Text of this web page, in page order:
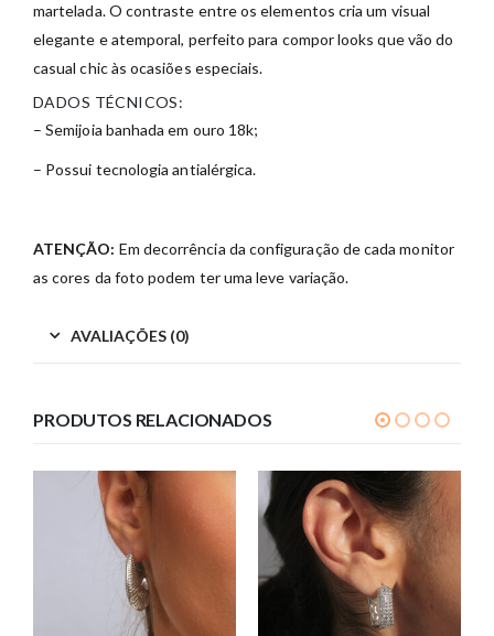
martelada. O contraste entre os elementos cria um visual
elegante e atemporal, perfeito para compor looks que vão do
casual chic às ocasiões especiais.
DADOS TÉCNICOS:
– Semijoia banhada em ouro 18k;
– Possui tecnologia antialérgica.
ATENÇÃO: Em decorrência da configuração de cada monitor
as cores da foto podem ter uma leve variação.
AVALIAÇÕES (0)
PRODUTOS RELACIONADOS